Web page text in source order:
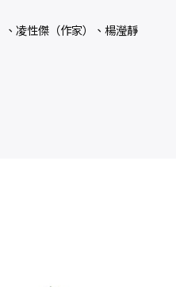
凌性傑（作家）、楊瀅靜